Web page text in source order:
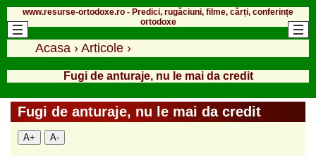
www.resurse-ortodoxe.ro - Predici, rugăciuni, filme, cărți, conferințe
ortodoxe
Acasa › Articole ›
Fugi de anturaje, nu le mai da credit
Fugi de anturaje, nu le mai da credit
A+ A-